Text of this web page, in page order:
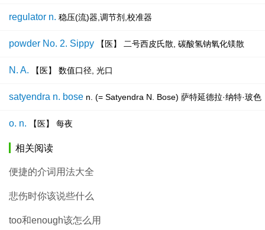
regulator n. 稳压(流)器,调节剂,校准器
powder No. 2. Sippy 【医】 二号西皮氏散, 碳酸氢钠氧化镁散
N. A. 【医】 数值口径, 光口
satyendra n. bose n. (= Satyendra N. Bose) 萨特延德拉·纳特·玻
o. n. 【医】 每夜
相关阅读
便捷的介词用法大全
悲伤时你该说些什么
too和enough该怎么用